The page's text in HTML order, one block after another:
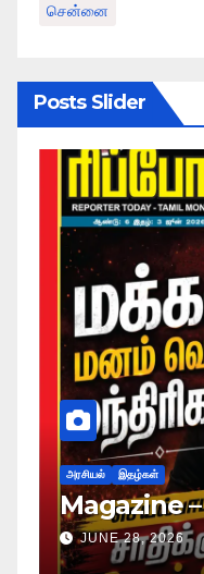
சென்னை
Posts Slider
அரசியல் இதழ்கள்
Magazine
JUNE 28, 2026